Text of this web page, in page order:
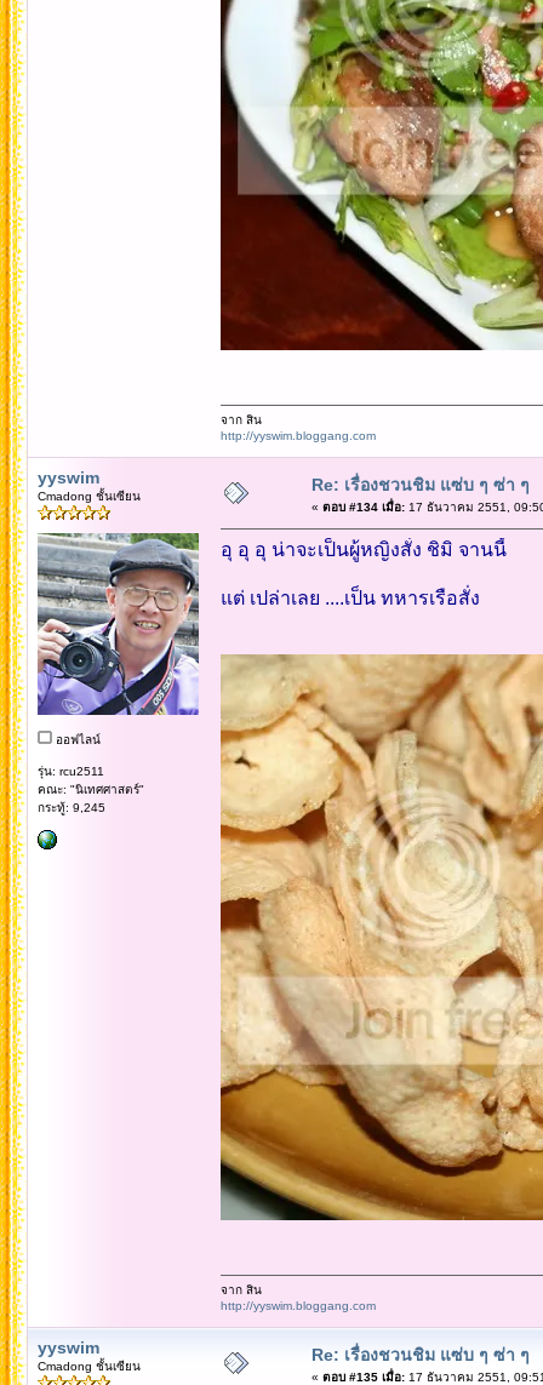
จาก สิน
http://yyswim.bloggang.com
yyswim
Cmadong ชั้นเซียน
ออฟไลน์
รุ่น: rcu2511
คณะ: "นิเทศศาสตร์"
กระทู้: 9,245
Re: เรื่องชวนชิม แซ่บ ๆ ซ่า ๆ
« ตอบ #134 เมื่อ:17 ธันวาคม 2551,
อุ อุ อุ น่าจะเป็นผู้หญิงสั่ง ชิมิ จานนี้
แต่ เปล่าเลย ....เป็น ทหารเรือสั่ง
จาก สิน
http://yyswim.bloggang.com
yyswim
Cmadong ชั้นเซียน
Re: เรื่องชวนชิม แซ่บ ๆ ซ่า ๆ
« ตอบ #135 เมื่อ:17 ธันวาคม 2551,